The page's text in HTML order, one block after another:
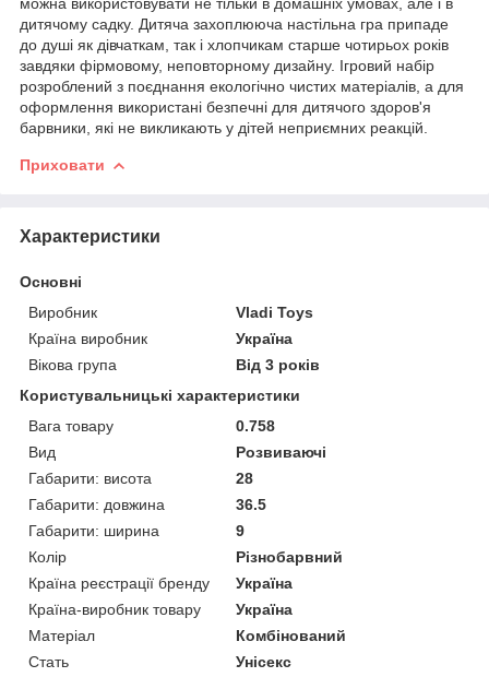
дитячому садку. Дитяча захоплююча настільна гра припаде
до душі як дівчаткам, так і хлопчикам старше чотирьох років
завдяки фірмовому, неповторному дизайну. Ігровий набір
розроблений з поєднання екологічно чистих матеріалів, а для
оформлення використані безпечні для дитячого здоров'я
барвники, які не викликають у дітей неприємних реакцій.
Приховати
Характеристики
Основні
Виробник
Vladi Toys
Країна виробник
Україна
Вікова група
Від 3 років
Користувальницькі характеристики
Вага товару
0.758
Вид
Розвиваючі
Габарити: висота
28
Габарити: довжина
36.5
Габарити: ширина
9
Колір
Різнобарвний
Країна реєстрації бренду
Україна
Країна-виробник товару
Україна
Матеріал
Комбінований
Стать
Унісекс